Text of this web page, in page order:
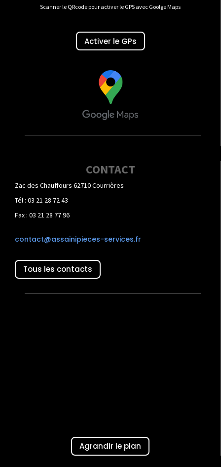
Scanner le QRcode pour activer le GPS avec Goolge Maps
Activer le GPs
CONTACT
Zac des Chauffours 62710 Courrières
Tél : 03 21 28 72 43
Fax : 03 21 28 77 96
contact@assainipieces-services.fr
Tous les contacts
Agrandir le plan